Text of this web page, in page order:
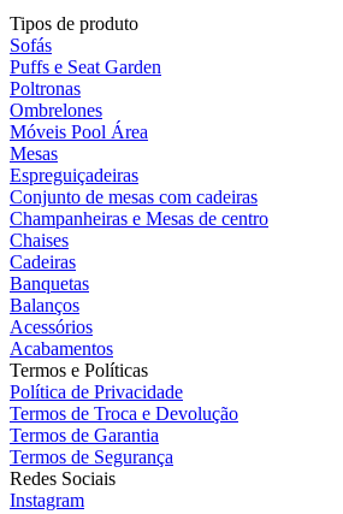
Tipos de produto
Sofás
Puffs e Seat Garden
Poltronas
Ombrelones
Móveis Pool Área
Mesas
Espreguiçadeiras
Conjunto de mesas com cadeiras
Champanheiras e Mesas de centro
Chaises
Cadeiras
Banquetas
Balanços
Acessórios
Acabamentos
Termos e Políticas
Política de Privacidade
Termos de Troca e Devolução
Termos de Garantia
Termos de Segurança
Redes Sociais
Instagram